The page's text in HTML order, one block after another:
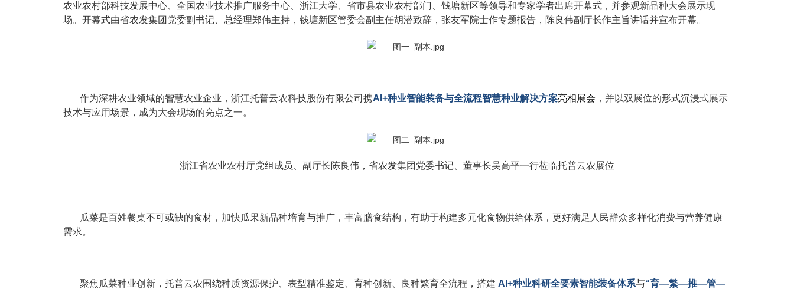
农业农村部科技发展中心、全国农业技术推广服务中心、浙江大学、省市县农业农村部门、钱塘新区等领导和专家学者出席开幕式，并参观新品种大会展示现
场。开幕式由省农发集团党委副书记、总经理郑伟主持，钱塘新区管委会副主任胡潜致辞，张友军院士作专题报告，陈良伟副厅长作主旨讲话并宣布开幕。
作为深耕农业领域的智慧农业企业，浙江托普云农科技股份有限公司携AI+种业智能装备与全流程智慧种业解决方案亮相展会 ，并以双展位的形式沉浸式展示
技术与应用场景，成为大会现场的亮点之一。
浙江省农业农村厅党组成员、副厅长陈良伟，省农发集团党委书记、董事长吴高平一行莅临托普云农展位
瓜菜是百姓餐桌不可或缺的食材，加快瓜果新品种培育与推广，丰富膳食结构，有助于构建多元化食物供给体系，更好满足人民群众多样化消费与营养健康
需求。
聚焦瓜菜种业创新，托普云农围绕种质资源保护、表型精准鉴定、育种创新、良种繁育全流程，搭建 AI+种业科研全要素智能装备体系与“育—繁—推—管—